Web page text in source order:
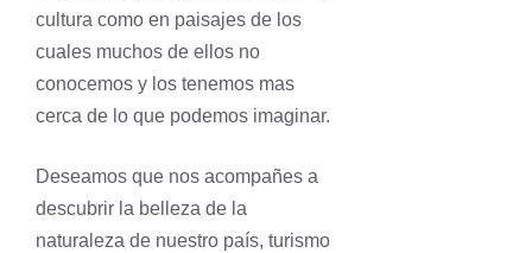
cultura como en paisajes de los
cuales muchos de ellos no
conocemos y los tenemos mas
cerca de lo que podemos imaginar.
Deseamos que nos acompañes a
descubrir la belleza de la
naturaleza de nuestro país, turismo